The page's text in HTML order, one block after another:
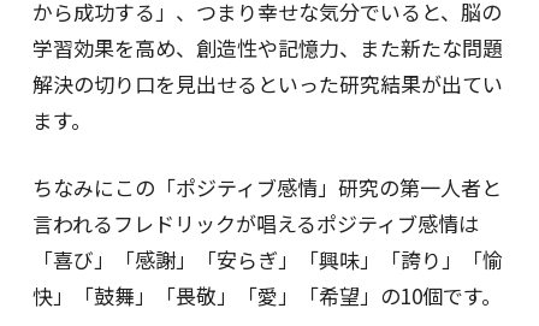
から成功する」、つまり幸せな気分でいると、脳の
学習効果を高め、創造性や記憶力、また新たな問題
解決の切り口を見出せるといった研究結果が出てい
ます。
ちなみにこの「ポジティブ感情」研究の第一人者と
言われるフレドリックが唱えるポジティブ感情は
「喜び」「感謝」「安らぎ」「興味」「誇り」「愉
快」「鼓舞」「畏敬」「愛」「希望」の10個です。